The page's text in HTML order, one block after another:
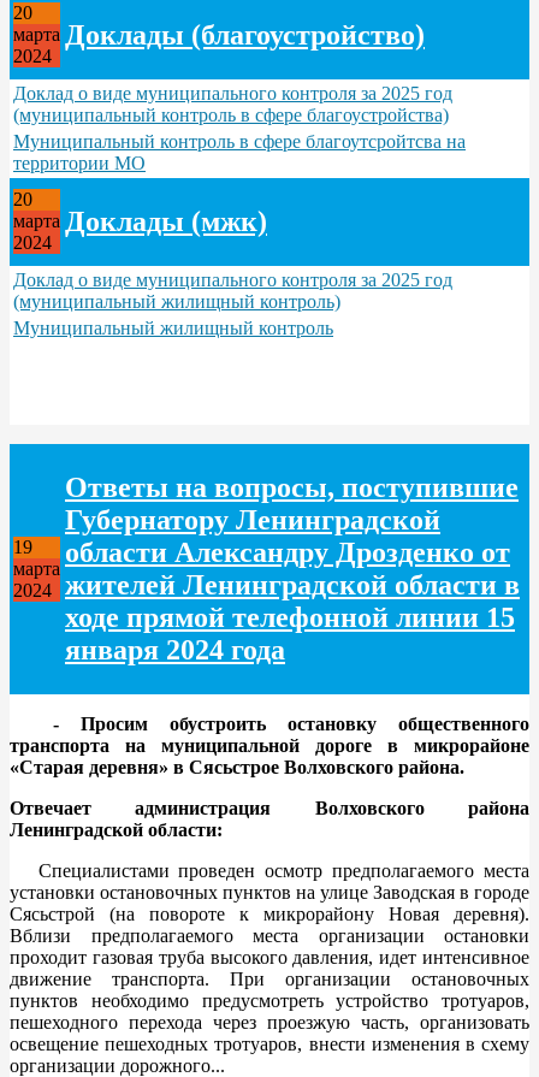
20
марта
2024
Доклады (благоустройство)
Доклад о виде муниципального контроля за 2025 год
(муниципальный контроль в сфере благоустройства)
Муниципальный контроль в сфере благоутсройтсва на
территории МО
20
марта
2024
Доклады (мжк)
Доклад о виде муниципального контроля за 2025 год
(муниципальный жилищный контроль)
Муниципальный жилищный контроль
19
марта
2024
Ответы на вопросы, поступившие
Губернатору Ленинградской
области Александру Дрозденко от
жителей Ленинградской области в
ходе прямой телефонной линии 15
января 2024 года
- Просим обустроить остановку общественного
транспорта на муниципальной дороге в микрорайоне
«Старая деревня» в Сясьстрое Волховского района.
Отвечает администрация Волховского района
Ленинградской области:
Специалистами проведен осмотр предполагаемого места
установки остановочных пунктов на улице Заводская в городе
Сясьстрой (на повороте к микрорайону Новая деревня).
Вблизи предполагаемого места организации остановки
проходит газовая труба высокого давления, идет интенсивное
движение транспорта. При организации остановочных
пунктов необходимо предусмотреть устройство тротуаров,
пешеходного перехода через проезжую часть, организовать
освещение пешеходных тротуаров, внести изменения в схему
организации дорожного...